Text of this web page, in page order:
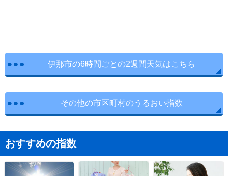
伊那市の6時間ごとの2週間天気はこちら
その他の市区町村のうるおい指数
おすすめの指数